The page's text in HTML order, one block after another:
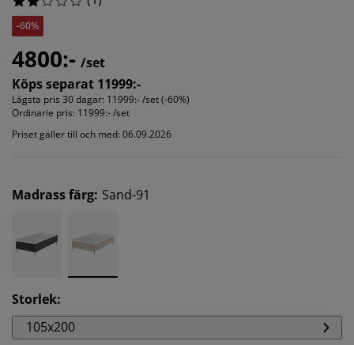
-60%
4800:- /set
Köps separat 11999:-
Lägsta pris 30 dagar: 11999:- /set (-60%)
Ordinarie pris: 11999:- /set
Priset gäller till och med: 06.09.2026
Madrass färg: Sand-91
Storlek:
105x200